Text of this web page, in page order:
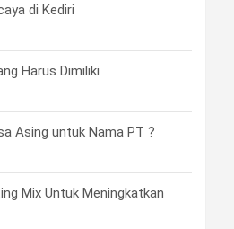
di Kediri
Harus Dimiliki
Asing untuk Nama PT ?
Mix Untuk Meningkatkan